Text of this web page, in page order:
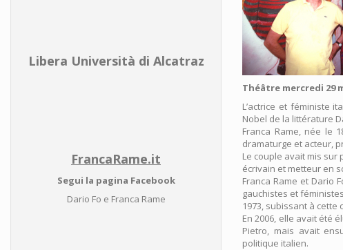
Libera Università di Alcatraz
FrancaRame.it
Segui la pagina Facebook
Dario Fo e Franca Rame
Théâtre mercredi 29
L’actrice et féministe
Nobel de la littérature
Franca Rame, née le
dramaturge et acteur,
Le couple avait mis sur
écrivain et metteur en
Franca Rame et Dario
gauchistes et
1973, subissant à
En 2006, elle avait été
Pietro, mais avait
politique italien.